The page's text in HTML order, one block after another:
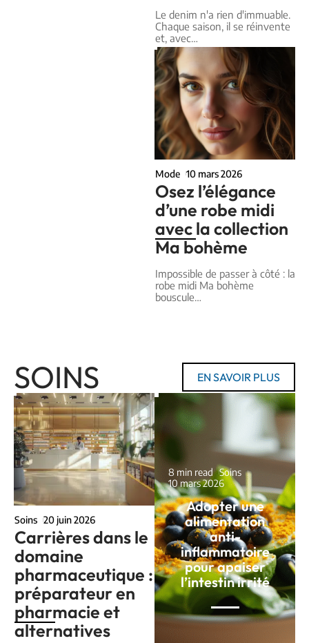
Le denim n'a rien d'immuable.
Chaque saison, il se réinvente
et, avec…
Mode 10 mars 2026
Osez l’élégance
d’une robe midi
avec la collection
Ma bohème
Impossible de passer à côté : la
robe midi Ma bohème
bouscule…
SOINS EN SAVOIR PLUS
Soins 20 juin 2026
Carrières dans le
domaine
pharmaceutique :
préparateur en
pharmacie et
alternatives
8 min read Soins
10 mars 2026
Adopter une
alimentation
anti-
inflammatoire
pour apaiser
l’intestin irrité